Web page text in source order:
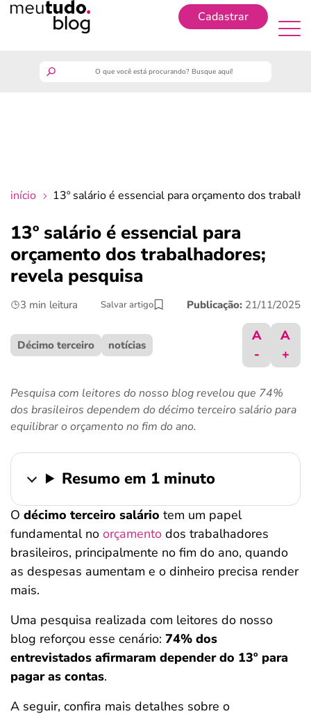
Cadastrar
crédito fácil
últimas notícias
início 13º salário é essencial para orçamento dos
13º salário é essencial para
orçamento dos trabalhadores;
revela pesquisa
3 min leitura Salvar artigo Publicação: 21/11/2025
Décimo terceiro notícias
A
-
A
+
Pesquisa com leitores do nosso blog revelou que 74%
dos brasileiros dependem do décimo terceiro salário para
equilibrar o orçamento no fim do ano.
Resumo em 1 minuto
O décimo terceiro salário tem um papel
fundamental no orçamento dos trabalhadores
brasileiros, principalmente no fim do ano, quando
as despesas aumentam e o dinheiro precisa render
mais.
Uma pesquisa realizada com leitores do nosso
blog reforçou esse cenário: 74% dos
entrevistados afirmaram depender do 13º para
pagar as contas.
A seguir, confira mais detalhes sobre o